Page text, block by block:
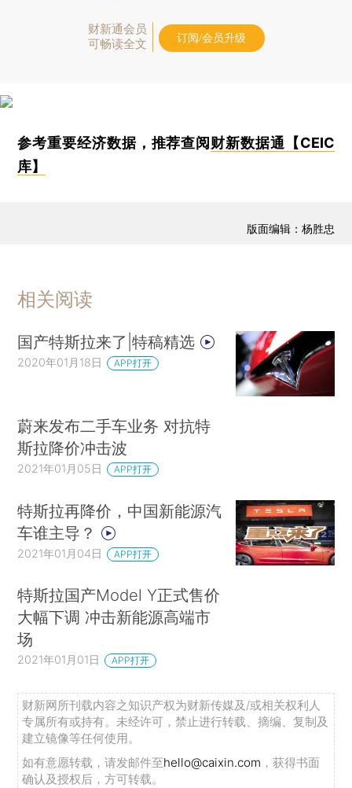
财新通会员
可畅读全文
订阅/会员升级
参考重要经济数据，推荐查阅 财新数据通【CEIC
库】
版面编辑：杨胜忠
相关阅读
国产特斯拉来了|特稿精选
2020年01月18日 APP打开
蔚来发布二手车业务 对抗特
斯拉降价冲击波
2021年01月05日 APP打开
特斯拉再降价，中国新能源汽
车谁主导？
2021年01月04日 APP打开
特斯拉国产Model Y正式售价
大幅下调 冲击新能源高端市
场
2021年01月01日 APP打开
财新网所刊载内容之知识产权为财新传媒及/或相关权利人
专属所有或持有。未经许可，禁止进行转载、摘编、复制及
建立镜像等任何使用。
如有意愿转载，请发邮件至hello@caixin.com ，获得书面
确认及授权后，方可转载。